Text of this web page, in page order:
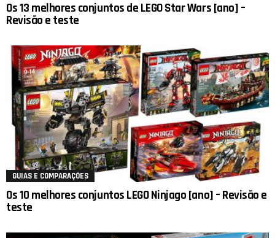
Os 13 melhores conjuntos de LEGO Star Wars [ano] –
Revisão e teste
GUIAS E COMPARAÇÕES
Os 10 melhores conjuntos LEGO Ninjago [ano] – Revisão e
teste